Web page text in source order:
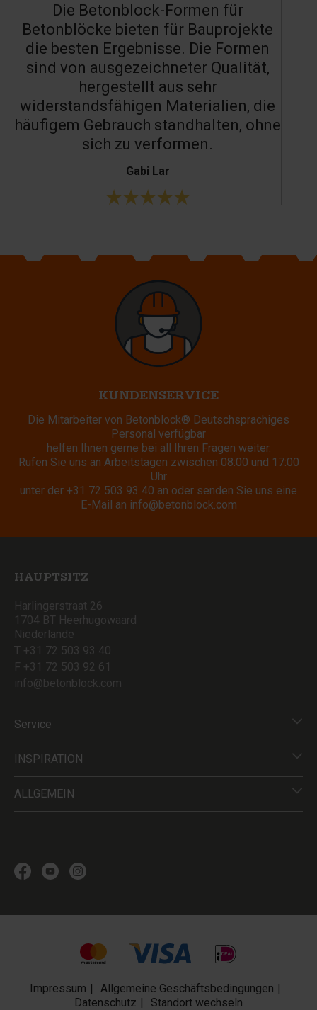
Die Betonblock-Formen für
Betonblöcke bieten für Bauprojekte
die besten Ergebnisse. Die Formen
sind von ausgezeichneter Qualität,
hergestellt aus sehr
widerstandsfähigen Materialien, die
häufigem Gebrauch standhalten, ohne
sich zu verformen.
Gabi Lar
KUNDENSERVICE
Die Mitarbeiter von Betonblock® Deutschsprachiges
Personal verfügbar
helfen Ihnen gerne bei all Ihren Fragen weiter.
Rufen Sie uns an Arbeitstagen zwischen 08:00 und 17:00
Uhr
unter der +31 72 503 93 40 an oder senden Sie uns eine
E-Mail an info@betonblock.com
HAUPTSITZ
Harlingerstraat 26
1704 BT Heerhugowaard
Niederlande
T +31 72 503 93 40
F +31 72 503 92 61
info@betonblock.com
Service
INSPIRATION
ALLGEMEIN
Impressum
Allgemeine Geschäftsbedingungen
Datenschutz
Standort wechseln